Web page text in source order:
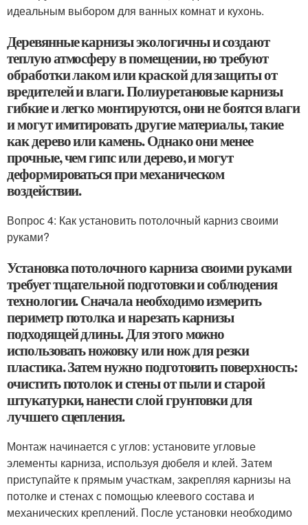
идеальным выбором для ванных комнат и кухонь.
Деревянные карнизы экологичны и создают
теплую атмосферу в помещении, но требуют
обработки лаком или краской для защиты от
вредителей и влаги. Полиуретановые карнизы
гибкие и легко монтируются, они не боятся влаги
и могут имитировать другие материалы, такие
как дерево или камень. Однако они менее
прочные, чем гипс или дерево, и могут
деформироваться при механическом
воздействии.
Вопрос 4: Как установить потолочный карниз своими
руками?
Установка потолочного карниза своими руками
требует тщательной подготовки и соблюдения
технологии. Сначала необходимо измерить
периметр потолка и нарезать карнизы
подходящей длины. Для этого можно
использовать ножовку или нож для резки
пластика. Затем нужно подготовить поверхность:
очистить потолок и стены от пыли и старой
штукатурки, нанести слой грунтовки для
лучшего сцепления.
Монтаж начинается с углов: установите угловые
элементы карниза, используя дюбеля и клей. Затем
приступайте к прямым участкам, закрепляя карнизы на
потолке и стенах с помощью клеевого состава и
механических креплений. После установки необходимо